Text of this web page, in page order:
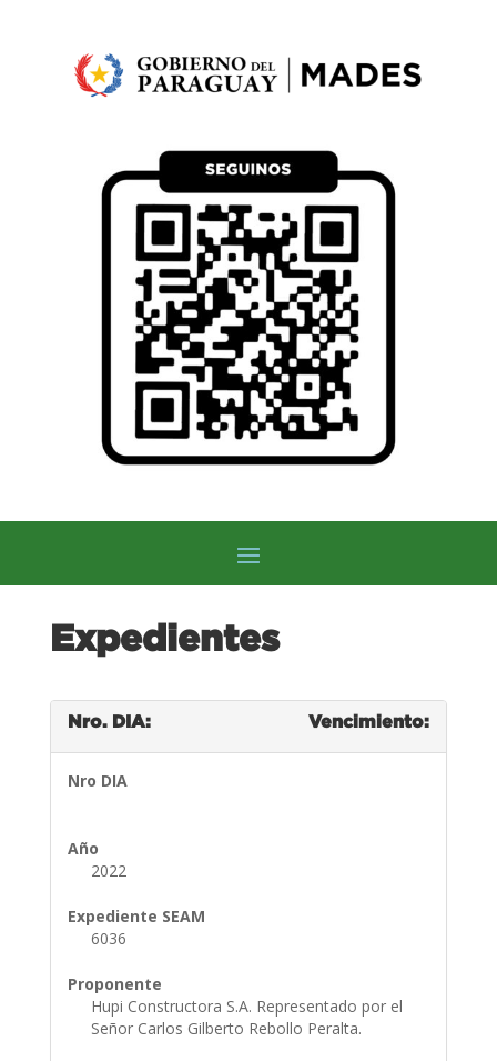
Expedientes
Nro. DIA: Vencimiento:
Nro DIA
Año
2022
Expediente SEAM
6036
Proponente
Hupi Constructora S.A. Representado por el
Señor Carlos Gilberto Rebollo Peralta.